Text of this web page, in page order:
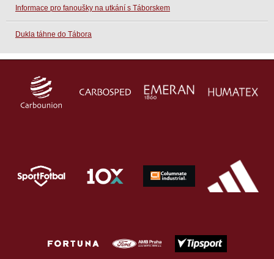
Informace pro fanoušky na utkání s Táborskem
Dukla táhne do Tábora